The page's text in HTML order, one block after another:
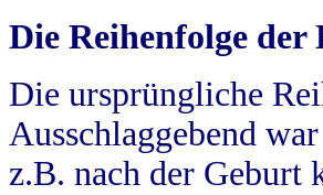
Die Reihenfolge der
Die ursprüngliche
Ausschlaggebend
z.B. nach der Geburt